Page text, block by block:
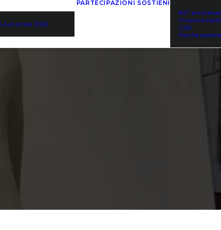
Autunnali 2025
PARTECIPAZIONI SOSTIENI
80º
CSR
Perché